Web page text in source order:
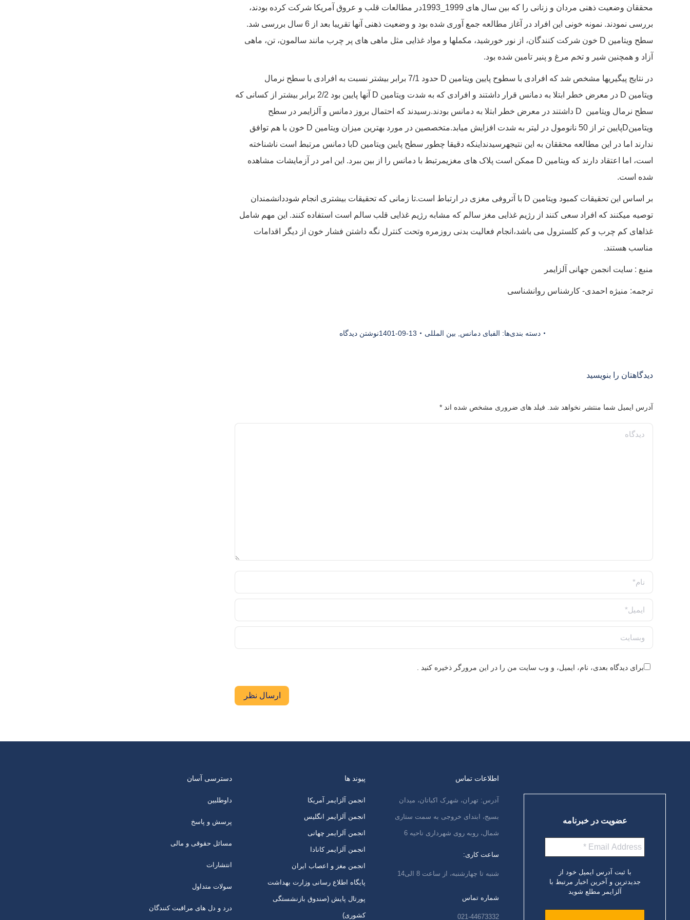
محققان وضعیت ذهنی مردان و زنانی را که بین سال های 1999_1993در مطالعات قلب و عروق آمریکا شرکت کرده بودند،
بررسی نمودند. نمونه خونی این افراد در آغاز مطالعه جمع آوری شده بود و وضعیت ذهنی آنها تقریبا بعد از 6 سال بررسی شد.
سطح ویتامین D خون شرکت کنندگان، از نور خورشید، مکملها و مواد غذایی مثل ماهی های پر چرب مانند سالمون، تن، ماهی
آزاد و همچنین شیر و تخم مرغ و پنیر تامین شده بود.
در نتایج پیگیریها مشخص شد که افرادی با سطوح پایین ویتامین D
حدود 7/1 برابر بیشتر نسبت به افرادی با سطح نرمال
ویتامین D در معرض خطر ابتلا به دمانس قرار داشتند و افرادی که به شدت ویتامین D
آنها پایین بود 2/2 برابر بیشتر از کسانی که
سطح نرمال ویتامین D داشتند در معرض خطر ابتلا به دمانس بودند.رسیدند که احتمال بروز دمانس و آلزایمر در سطح
ویتامینDپایین تر از 50 نانومول در لیتر به شدت افزایش میابد.متخصصین در مورد بهترین میزان ویتامین D خون با هم توافق
ندارند اما در این مطالعه محققان به این نتیجهرسیدنداینکه دقیقا چطور سطح پایین ویتامین Dبا دمانس مرتبط است ناشناخته
است، اما اعتقاد دارند که ویتامین D ممکن است پلاک های مغزیمرتبط با دمانس را از بین ببرد. این امر در آزمایشات مشاهده
شده است.
بر اساس این تحقیقات کمبود ویتامین D با آتروفی مغزی در ارتباط است.تا زمانی که تحقیقات بیشتری انجام شوددانشمندان
توصیه میکنند که افراد سعی کنند از رژیم غذایی مغز سالم که مشابه رژیم غذایی قلب سالم است استفاده کنند. این مهم شامل
غذاهای کم چرب و کم کلسترول می باشد،انجام فعالیت بدنی روزمره وتحت کنترل نگه داشتن فشار خون از دیگر اقدامات
مناسب هستند.
منبع : سایت انجمن جهانی آلزایمر
ترجمه: منیژه احمدی- کارشناس روانشناسی
دسته بندی‌ها: الفبای دمانس بین المللی 1401-09-13نوشتن دیدگاه
دیدگاهتان را بنویسید
آدرس ایمیل شما منتشر نخواهد شد. فیلد های ضروری مشخص شده اند *
دیدگاه
نام *
ایمیل *
وبسایت
برای دیدگاه بعدی، نام، ایمیل، و وب سایت من را در این مرورگر ذخیره کنید .
ارسال نظر
عضویت در خبرنامه
با ثبت آدرس ایمیل خود از
جدیدترین و آخرین اخبار مرتبط با
آلزایمر مطلع شوید
اطلاعات تماس
آدرس: تهران، شهرک اکباتان، میدان
بسیج، ابتدای خروجی به سمت ستاری
شمال، روبه روی شهرداری ناحیه 6
ساعت کاری:
شنبه تا چهارشنبه، از ساعت 8 الی14
شماره تماس
021-44673332
پیوند ها
انجمن آلزایمر آمریکا
انجمن آلزایمر انگلیس
انجمن آلرایمر چهانی
انجمن آلزایمر کانادا
انجمن مغز و اعصاب ایران
پایگاه اطلاع رسانی وزارت بهداشت
پورتال پایش (صندوق بازنشستگی
کشوری)
دسترسی آسان
داوطلبین
پرسش و پاسخ
مسائل حقوقی و مالی
انتشارات
سولات متداول
درد و دل های مراقبت کنندگان